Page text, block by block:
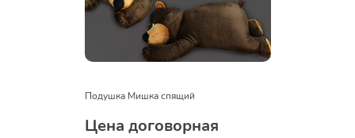
Подушка Мишка спящий
Цена договорная